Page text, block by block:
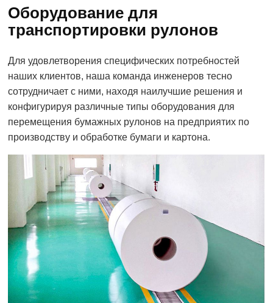
Оборудование для
транспортировки рулонов
Для удовлетворения специфических потребностей
наших клиентов, наша команда инженеров тесно
сотрудничает с ними, находя наилучшие решения и
конфигурируя различные типы оборудования для
перемещения бумажных рулонов на предприятих по
производству и обработке бумаги и картона.